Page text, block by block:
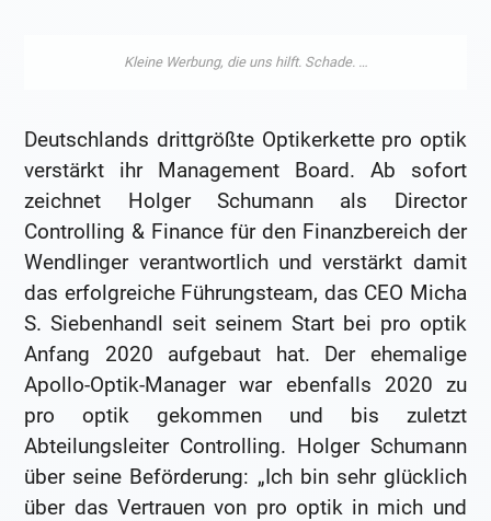
Deutschlands drittgrößte Optikerkette pro optik
verstärkt ihr Management Board. Ab sofort
zeichnet Holger Schumann als Director
Controlling & Finance für den Finanzbereich der
Wendlinger verantwortlich und verstärkt damit
das erfolgreiche Führungsteam, das CEO Micha
S. Siebenhandl seit seinem Start bei pro optik
Anfang 2020 aufgebaut hat. Der ehemalige
Apollo-Optik-Manager war ebenfalls 2020 zu
pro optik gekommen und bis zuletzt
Abteilungsleiter Controlling. Holger Schumann
über seine Beförderung: „Ich bin sehr glücklich
über das Vertrauen von pro optik in mich und